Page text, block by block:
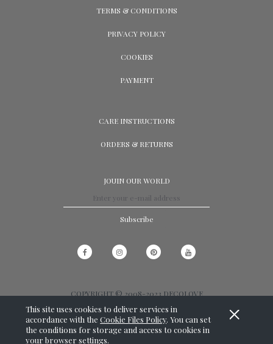
This site uses cookies to deliver services in
accordance with theCookie Files Policy. You can set
the conditions for storage and access to cookies in
your browser settings.
TERMS & CONDITIONS
PRIVACY POLICY
COOKIES
PAYMENT
CARE INSTRUCTIONS
ORDERS & RETURNS
JOUIN OUR WORLD
Subscribe
COPYRIGHT © 2008-2023 DECOLOVE
View full version of the site
SKLEP INTERNETOWY SHOPER.PL